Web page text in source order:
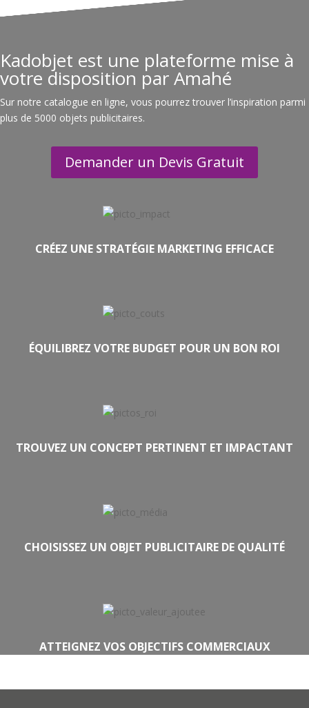
Kadobjet est une plateforme mise à
votre disposition par Amahé
Sur notre catalogue en ligne, vous pourrez trouver l’inspiration parmi
plus de 5000 objets publicitaires.
Demander un Devis Gratuit
CRÉEZ UNE STRATÉGIE MARKETING EFFICACE
ÉQUILIBREZ VOTRE BUDGET POUR UN BON ROI
TROUVEZ UN CONCEPT PERTINENT ET IMPACTANT
CHOISISSEZ UN OBJET PUBLICITAIRE DE QUALITÉ
ATTEIGNEZ VOS OBJECTIFS COMMERCIAUX